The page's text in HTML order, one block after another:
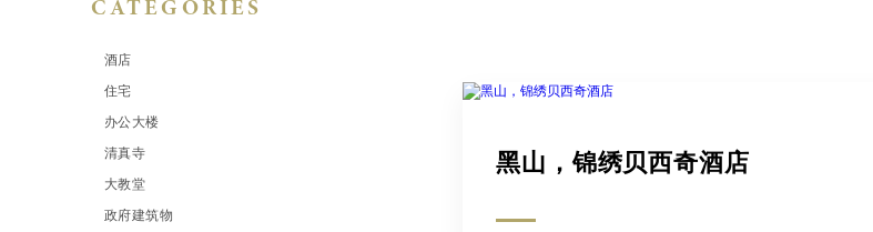
CATEGORIES
酒店
住宅
办公大楼
清真寺
大教堂
政府建筑物
黑山，锦绣贝西奇酒店